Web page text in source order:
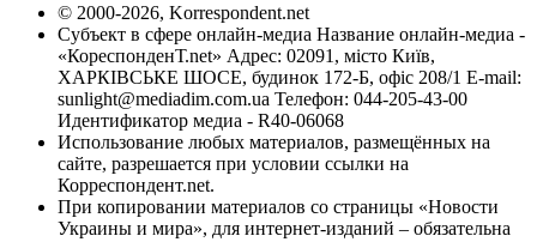
© 2000-2026, Korrespondent.net
Субъект в сфере онлайн-медиа Название онлайн-медиа -
«КореспонденТ.net» Адрес: 02091, місто Київ,
ХАРКІВСЬКЕ ШОСЕ, будинок 172-Б, офіс 208/1 E-mail:
sunlight@mediadim.com.ua Телефон: 044-205-43-00
Идентификатор медиа - R40-06068
Использование любых материалов, размещённых на
сайте, разрешается при условии ссылки на
Корреспондент.net.
При копировании материалов со страницы «Новости
Украины и мира», для интернет-изданий – обязательна